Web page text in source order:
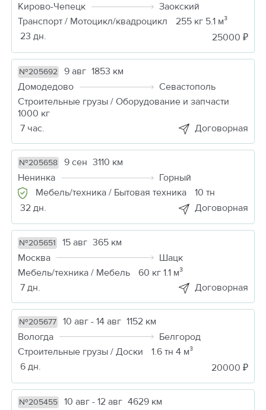
Кирово-Чепецк
Заокский
Транспорт / Мотоцикл/квадроцикл
255 кг 5.1 м³
23 дн.
25000 ₽
№205692 9 авг 1853 км
Домодедово
Севастополь
Строительные грузы / Оборудование и запчасти
1000 кг
7 час.
Договорная
№205658 9 сен 3110 км
Ненинка
Горный
Мебель/техника / Бытовая техника
10 тн
32 дн.
Договорная
№205651 15 авг 365 км
Москва
Шацк
Мебель/техника / Мебель
60 кг 1.1 м³
7 дн.
Договорная
№205677 10 авг - 14 авг 1152 км
Вологда
Белгород
Строительные грузы / Доски
1.6 тн 4 м³
6 дн.
20000 ₽
№205455 10 авг - 12 авг 4629 км